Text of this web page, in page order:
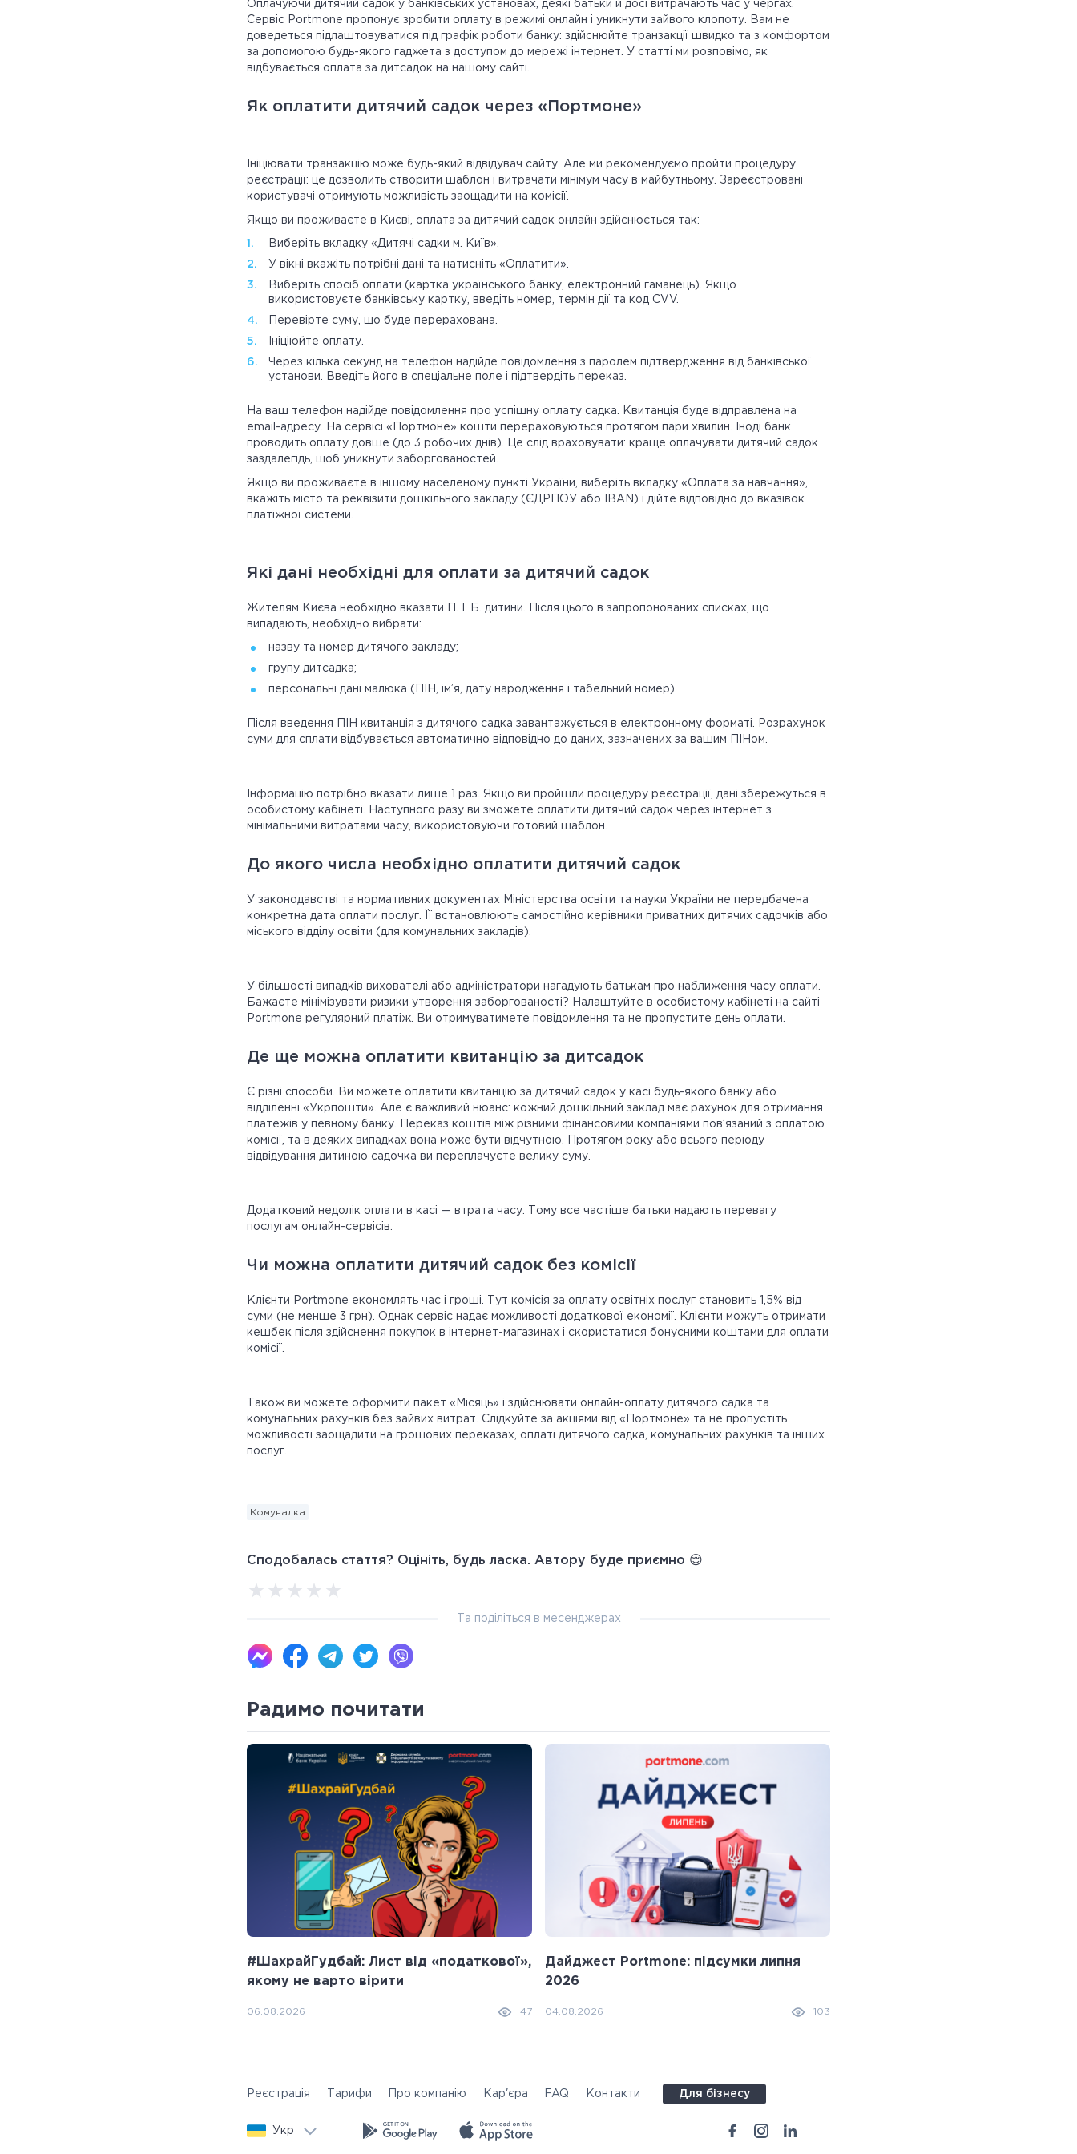
Оплачуючи дитячий садок у банківських установах, деякі батьки й досі витрачають час у чергах.
Сервіс Portmone пропонує зробити оплату в режимі онлайн і уникнути зайвого клопоту. Вам не
доведеться підлаштовуватися під графік роботи банку: здійснюйте транзакції швидко та з комфортом
за допомогою будь-якого гаджета з доступом до мережі інтернет. У статті ми розповімо, як
відбувається оплата за дитсадок на нашому сайті.
Як оплатити дитячий садок через «Портмоне»
Ініціювати транзакцію може будь-який відвідувач сайту. Але ми рекомендуємо пройти процедуру
реєстрації: це дозволить створити шаблон і витрачати мінімум часу в майбутньому. Зареєстровані
користувачі отримують можливість заощадити на комісії.
Якщо ви проживаєте в Києві, оплата за дитячий садок онлайн здійснюється так:
Виберіть вкладку «Дитячі садки м. Київ».
У вікні вкажіть потрібні дані та натисніть «Оплатити».
Виберіть спосіб оплати (картка українського банку, електронний гаманець). Якщо
використовуєте банківську картку, введіть номер, термін дії та код CVV.
Перевірте суму, що буде перерахована.
Ініціюйте оплату.
Через кілька секунд на телефон надійде повідомлення з паролем підтвердження від банківської
установи. Введіть його в спеціальне поле і підтвердіть переказ.
На ваш телефон надійде повідомлення про успішну оплату садка. Квитанція буде відправлена на
email-адресу. На сервісі «Портмоне» кошти перераховуються протягом пари хвилин. Іноді банк
проводить оплату довше (до 3 робочих днів). Це слід враховувати: краще оплачувати дитячий садок
заздалегідь, щоб уникнути заборгованостей.
Якщо ви проживаєте в іншому населеному пункті України, виберіть вкладку «Оплата за навчання»,
вкажіть місто та реквізити дошкільного закладу (ЄДРПОУ або IBAN) і дійте відповідно до вказівок
платіжної системи.
Які дані необхідні для оплати за дитячий садок
Жителям Києва необхідно вказати П. І. Б. дитини. Після цього в запропонованих списках, що
випадають, необхідно вибрати:
назву та номер дитячого закладу;
групу дитсадка;
персональні дані малюка (ПІН, ім’я, дату народження і табельний номер).
Після введення ПІН квитанція з дитячого садка завантажується в електронному форматі. Розрахунок
суми для сплати відбувається автоматично відповідно до даних, зазначених за вашим ПІНом.
Інформацію потрібно вказати лише 1 раз. Якщо ви пройшли процедуру реєстрації, дані збережуться в
особистому кабінеті. Наступного разу ви зможете оплатити дитячий садок через інтернет з
мінімальними витратами часу, використовуючи готовий шаблон.
До якого числа необхідно оплатити дитячий садок
У законодавстві та нормативних документах Міністерства освіти та науки України не передбачена
конкретна дата оплати послуг. Її встановлюють самостійно керівники приватних дитячих садочків або
міського відділу освіти (для комунальних закладів).
У більшості випадків вихователі або адміністратори нагадують батькам про наближення часу оплати.
Бажаєте мінімізувати ризики утворення заборгованості? Налаштуйте в особистому кабінеті на сайті
Portmone регулярний платіж. Ви отримуватимете повідомлення та не пропустите день оплати.
Де ще можна оплатити квитанцію за дитсадок
Є різні способи. Ви можете оплатити квитанцію за дитячий садок у касі будь-якого банку або
відділенні «Укрпошти». Але є важливий нюанс: кожний дошкільний заклад має рахунок для отримання
платежів у певному банку. Переказ коштів між різними фінансовими компаніями пов’язаний з оплатою
комісії, та в деяких випадках вона може бути відчутною. Протягом року або всього періоду
відвідування дитиною садочка ви переплачуєте велику суму.
Додатковий недолік оплати в касі — втрата часу. Тому все частіше батьки надають перевагу
послугам онлайн-сервісів.
Чи можна оплатити дитячий садок без комісії
Клієнти Portmone економлять час і гроші. Тут комісія за оплату освітніх послуг становить 1,5% від
суми (не менше 3 грн). Однак сервіс надає можливості додаткової економії. Клієнти можуть отримати
кешбек після здійснення покупок в інтернет-магазинах і скористатися бонусними коштами для оплати
комісії.
Також ви можете оформити пакет «Місяць» і здійснювати онлайн-оплату дитячого садка та
комунальних рахунків без зайвих витрат. Слідкуйте за акціями від «Портмоне» та не пропустіть
можливості заощадити на грошових переказах, оплаті дитячого садка, комунальних рахунків та інших
послуг.
Комуналка
Сподобалась стаття? Оцініть, будь ласка. Автору буде приємно 😌
Та поділіться в месенджерах
Радимо почитати
#ШахрайГудбай: Лист від «податкової»,
якому не варто вірити
06.08.2026 47
Дайджест Portmone: підсумки липня
2026
04.08.2026 103
Реєстрація Тарифи Про компанію Кар'єра FAQ Контакти Для бізнесу
Укр